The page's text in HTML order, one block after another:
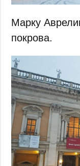
Марку
покрова.